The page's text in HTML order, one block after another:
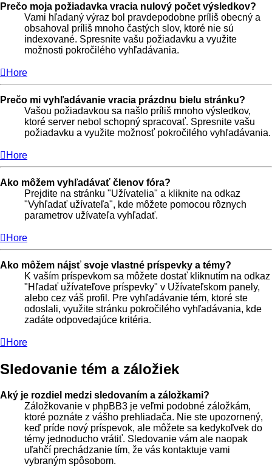
Prečo moja požiadavka vracia nulový počet výsledkov?
Vami hľadaný výraz bol pravdepodobne príliš obecný a
obsahoval príliš mnoho častých slov, ktoré nie sú
indexované. Spresnite vašu požiadavku a využite
možnosti pokročilého vyhľadávania.
Hore
Prečo mi vyhľadávanie vracia prázdnu bielu stránku?
Vašou požiadavkou sa našlo príliš mnoho výsledkov,
ktoré server nebol schopný spracovať. Spresnite vašu
požiadavku a využite možnosť pokročilého vyhľadávania.
Hore
Ako môžem vyhľadávať členov fóra?
Prejdite na stránku "Užívatelia" a kliknite na odkaz
"Vyhľadať užívateľa", kde môžete pomocou rôznych
parametrov užívateľa vyhľadať.
Hore
Ako môžem nájsť svoje vlastné príspevky a témy?
K vaším príspevkom sa môžete dostať kliknutím na odkaz
"Hľadať užívateľove príspevky" v Užívateľskom panely,
alebo cez váš profil. Pre vyhľadávanie tém, ktoré ste
odoslali, využite stránku pokročilého vyhľadávania, kde
zadáte odpovedajúce kritéria.
Hore
Sledovanie tém a záložiek
Aký je rozdiel medzi sledovaním a záložkami?
Záložkovanie v phpBB3 je veľmi podobné záložkám,
ktoré poznáte z vášho prehliadača. Nie ste upozornený,
keď príde nový príspevok, ale môžete sa kedykoľvek do
témy jednoducho vrátiť. Sledovanie vám ale naopak
uľahčí prechádzanie tím, že vás kontaktuje vami
vybraným spôsobom.